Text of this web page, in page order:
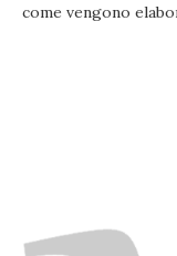
come vengono